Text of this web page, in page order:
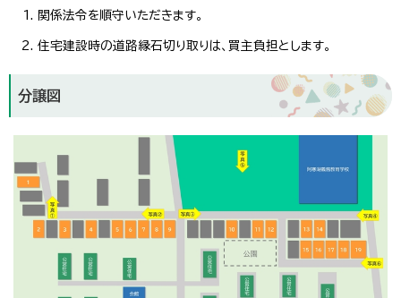
関係法令を順守いただきます。
住宅建設時の道路縁石切り取りは、買主負担とします。
分譲図